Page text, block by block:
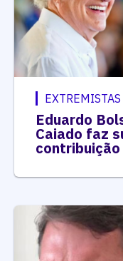
Eduardo
Caiado faz